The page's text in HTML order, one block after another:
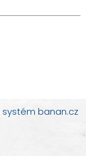
systém banan.cz